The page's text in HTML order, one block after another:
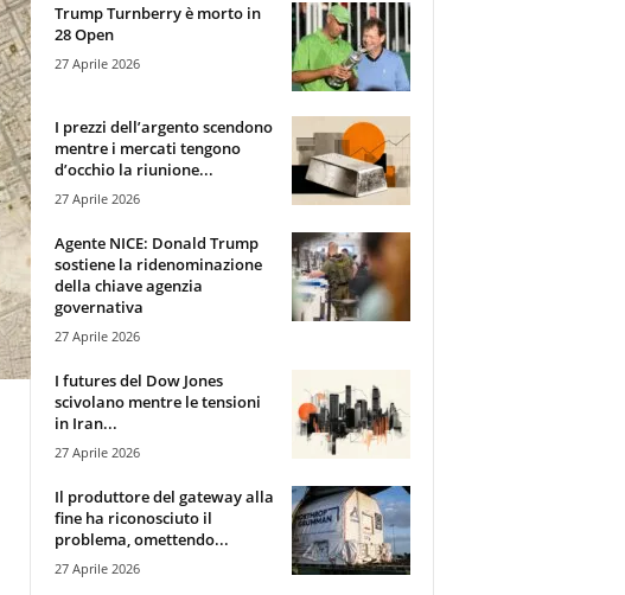
Trump Turnberry è morto in
28 Open
27 Aprile 2026
I prezzi dell’argento scendono
mentre i mercati tengono
d’occhio la riunione...
27 Aprile 2026
Agente NICE: Donald Trump
sostiene la ridenominazione
della chiave agenzia
governativa
27 Aprile 2026
I futures del Dow Jones
scivolano mentre le tensioni
in Iran...
27 Aprile 2026
Il produttore del gateway alla
fine ha riconosciuto il
problema, omettendo...
27 Aprile 2026